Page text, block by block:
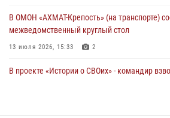
В ОМОН «АХМАТ-Крепость» (на транспорте)
межведомственный круглый стол
13 июля 2026, 15:33 2
В проекте «Истории о СВОих» - командир